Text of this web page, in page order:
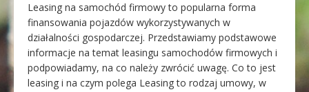
Leasing na samochód firmowy to popularna forma
finansowania pojazdów wykorzystywanych w
działalności gospodarczej. Przedstawiamy podstawowe
informacje na temat leasingu samochodów firmowych i
podpowiadamy, na co należy zwrócić uwagę. Co to jest
leasing i na czym polega Leasing to rodzaj umowy, w